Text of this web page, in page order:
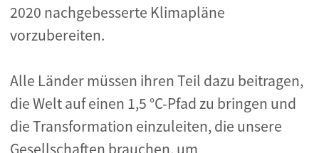
2020 nachgebesserte Klimapläne
vorzubereiten.
Alle Länder müssen ihren Teil dazu beitragen,
die Welt auf einen 1,5 °C-Pfad zu bringen und
die Transformation einzuleiten, die unsere
Gesellschaften brauchen, um